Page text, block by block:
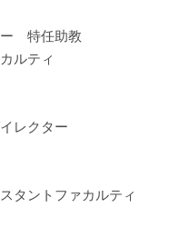
特任助教
ルティ
レクター
タントファカルティ